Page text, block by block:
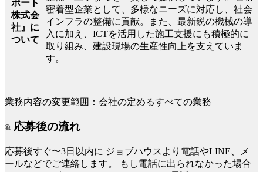
ポート
株式会
社』に
ついて
密着型企業として、多様なニーズに対応し、社会
インフラの整備に貢献。また、最新鋭の機械の導
入に加え、ICTを活用した施工支援にも積極的に
取り組み、建設現場の生産性向上を支えていま
す。
業務内容の変更範囲：会社の定めるすべての業務
応募後の流れ
応募後すぐ〜3日以内に ジョブハウスより電話やLINE、メ
ールなどでご連絡します。
もし電話に出られなかった場合